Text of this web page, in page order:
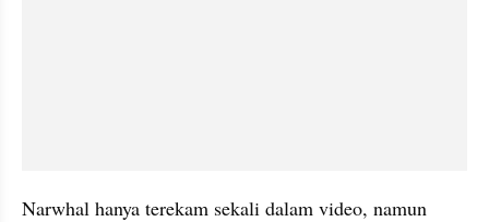
Narwhal hanya terekam sekali dalam video, namun